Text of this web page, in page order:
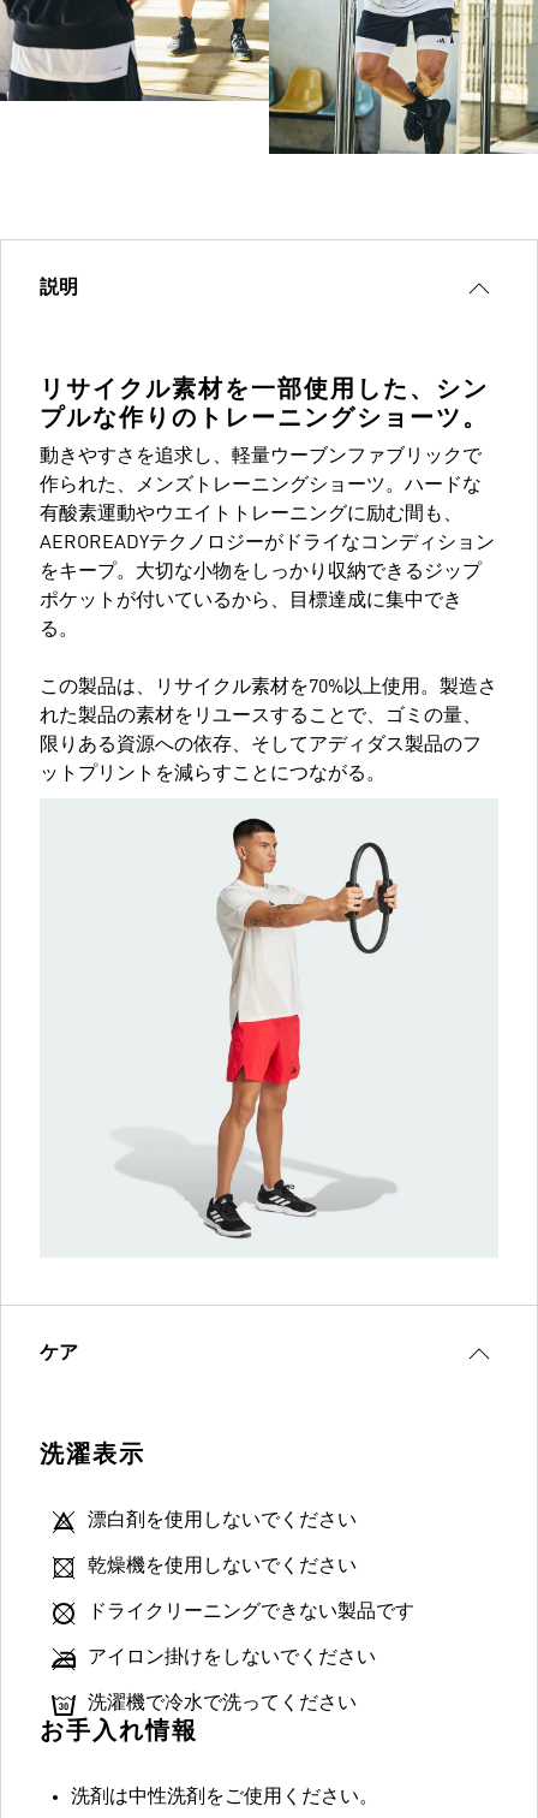
説明
リサイクル素材を一部使用した、シン
プルな作りのトレーニングショーツ。
動きやすさを追求し、軽量ウーブンファブリックで
作られた、メンズトレーニングショーツ。ハードな
有酸素運動やウエイトトレーニングに励む間も、
AEROREADYテクノロジーがドライなコンディション
をキープ。大切な小物をしっかり収納できるジップ
ポケットが付いているから、目標達成に集中でき
る。
この製品は、リサイクル素材を70%以上使用。製造さ
れた製品の素材をリユースすることで、ゴミの量、
限りある資源への依存、そしてアディダス製品のフ
ットプリントを減らすことにつながる。
ケア
洗濯表示
漂白剤を使用しないでください
乾燥機を使用しないでください
ドライクリーニングできない製品です
アイロン掛けをしないでください
洗濯機で冷水で洗ってください
お手入れ情報
洗剤は中性洗剤をご使用ください。